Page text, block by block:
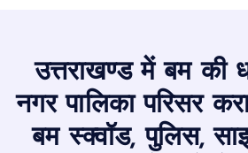
उत्तराखण्ड में बम की
नगर पालिका परिसर
बम स्क्वॉड, पुलिस,